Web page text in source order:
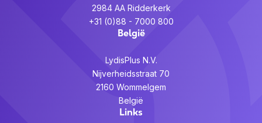
2984 AA Ridderkerk
+31 (0)88 - 7000 800
België
LydisPlus N.V.
Nijverheidsstraat 70
2160 Wommelgem
België
Links